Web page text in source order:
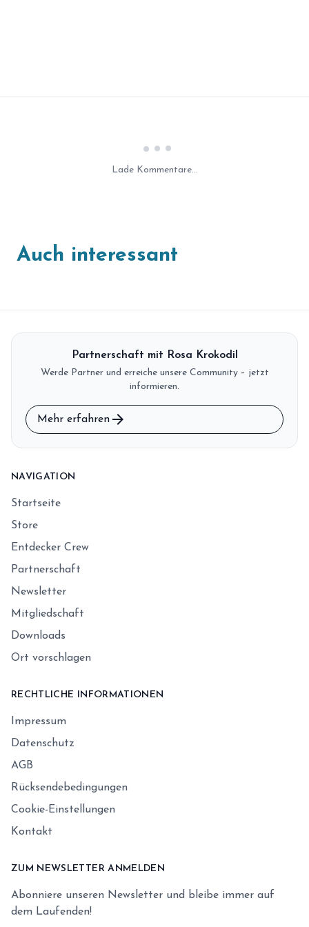
Lade Kommentare...
Auch interessant
Partnerschaft mit Rosa Krokodil
Werde Partner und erreiche unsere Community – jetzt
informieren.
Mehr erfahren arrow_forward
NAVIGATION
Startseite
Store
Entdecker Crew
Partnerschaft
Newsletter
Mitgliedschaft
Downloads
Ort vorschlagen
RECHTLICHE INFORMATIONEN
Impressum
Datenschutz
AGB
Rücksendebedingungen
Cookie-Einstellungen
Kontakt
ZUM NEWSLETTER ANMELDEN
Abonniere unseren Newsletter und bleibe immer auf
dem Laufenden!